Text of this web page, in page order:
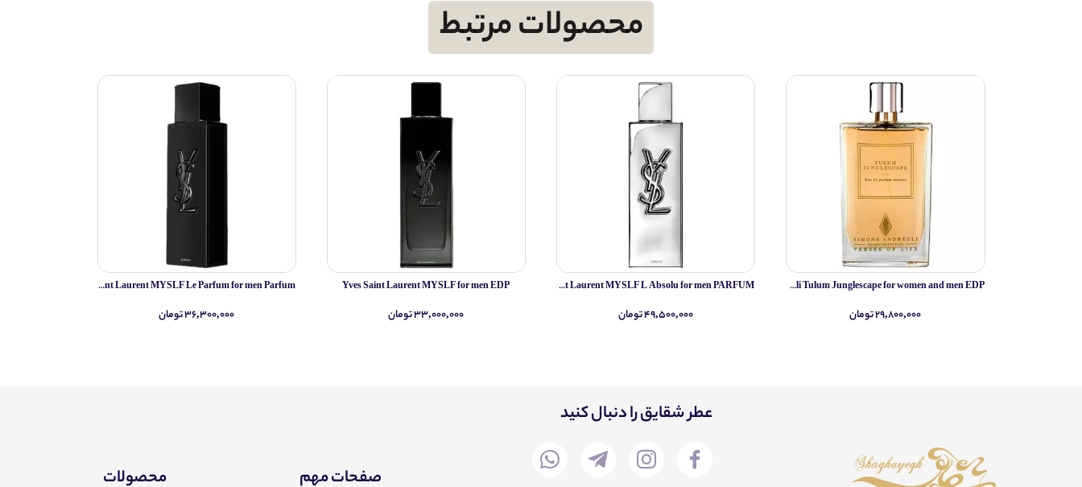
محصولات مرتبط
Simone Andreoli Tulum Junglescape for women and men EDP
۲۹,۸۰۰,۰۰۰ تومان
Yves Saint Laurent MYSLF L Absolu for men PARFUM
۴۹,۵۰۰,۰۰۰ تومان
Yves Saint Laurent MYSLF for men EDP
۳۳,۰۰۰,۰۰۰ تومان
Yves Saint Laurent MYSLF Le Parfum for men Parfum
۳۶,۳۰۰,۰۰۰ تومان
عطر شقایق را دنبال کنید
صفحات مهم محصولات